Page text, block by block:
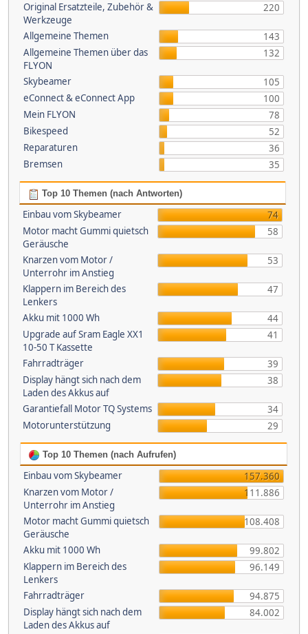
Original Ersatzteile, Zubehör &
Werkzeuge
220
Allgemeine Themen
143
Allgemeine Themen über das
FLYON
132
Skybeamer
105
eConnect & eConnect App
100
Mein FLYON
78
Bikespeed
52
Reparaturen
36
Bremsen
35
Top 10 Themen (nach Antworten)
Einbau vom Skybeamer
74
Motor macht Gummi quietsch
Geräusche
58
Knarzen vom Motor /
Unterrohr im Anstieg
53
Klappern im Bereich des
Lenkers
47
Akku mit 1000 Wh
44
Upgrade auf Sram Eagle XX1
10-50 T Kassette
41
Fahrradträger
39
Display hängt sich nach dem
Laden des Akkus auf
38
Garantiefall Motor TQ Systems
34
Motorunterstützung
29
Top 10 Themen (nach Aufrufen)
Einbau vom Skybeamer
157.360
Knarzen vom Motor /
Unterrohr im Anstieg
111.886
Motor macht Gummi quietsch
Geräusche
108.408
Akku mit 1000 Wh
99.802
Klappern im Bereich des
Lenkers
96.149
Fahrradträger
94.875
Display hängt sich nach dem
Laden des Akkus auf
84.002